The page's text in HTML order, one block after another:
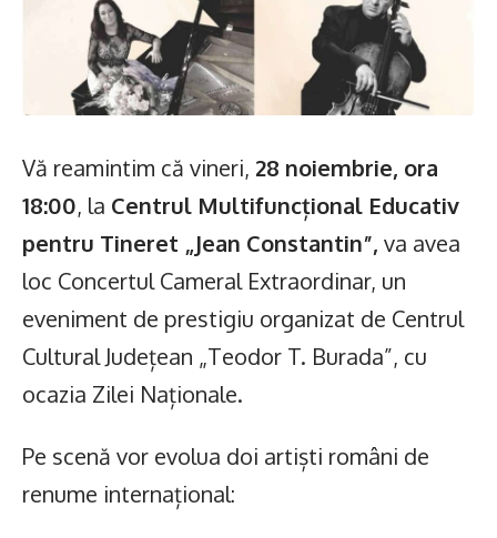
Vă reamintim că vineri, 28 noiembrie, ora
18:00, la Centrul Multifuncțional Educativ
pentru Tineret „Jean Constantin”, va avea
loc Concertul Cameral Extraordinar, un
eveniment de prestigiu organizat de Centrul
Cultural Județean „Teodor T. Burada”, cu
ocazia Zilei Naționale.
Pe scenă vor evolua doi artiști români de
renume internațional: